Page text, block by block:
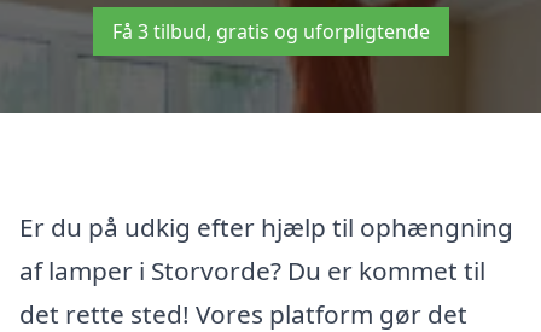
Få 3 tilbud, gratis og uforpligtende
Er du på udkig efter hjælp til ophængning
af lamper i Storvorde? Du er kommet til
det rette sted! Vores platform gør det